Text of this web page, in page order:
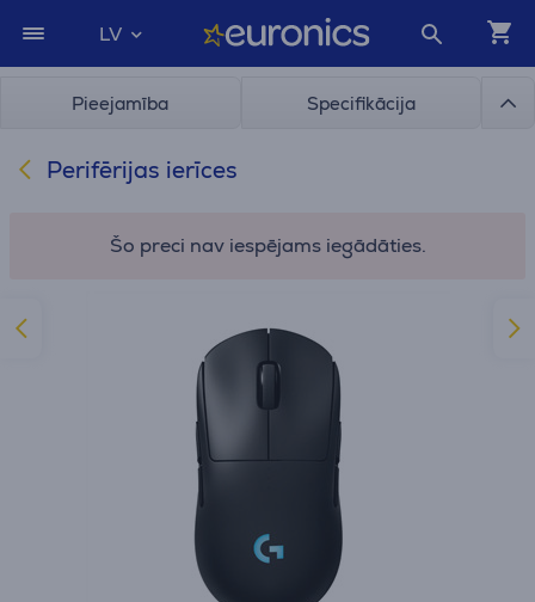
LV
Pieejamība Specifikācija
Perifērijas ierīces
Šo preci nav iespējams iegādāties.